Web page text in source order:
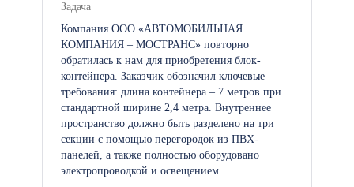
Задача
Компания ООО «АВТОМОБИЛЬНАЯ
КОМПАНИЯ – МОСТРАНС» повторно
обратилась к нам для приобретения блок-
контейнера. Заказчик обозначил ключевые
требования: длина контейнера – 7 метров при
стандартной ширине 2,4 метра. Внутреннее
пространство должно быть разделено на три
секции с помощью перегородок из ПВХ-
панелей, а также полностью оборудовано
электропроводкой и освещением.